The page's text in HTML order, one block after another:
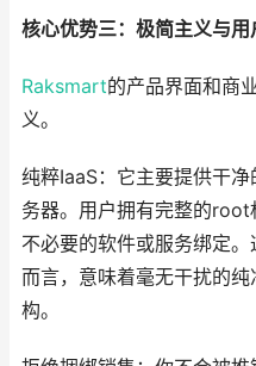
核心优势三：极简主义与
Raksmart的产品界面和商
义。
纯粹IaaS：它主要提供干
务器。用户拥有完整的
不必要的软件或服务绑定
而言，意味着毫无干扰的
构。